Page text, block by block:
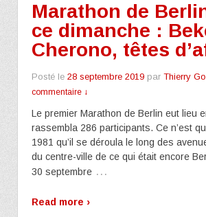
Marathon de
ce dimanche :
Cherono, têtes
Posté le 28 septembre 2019 par Thierry
commentaire ↓
Le premier Marathon de Berlin eut lieu
rassembla 286 participants. Ce n’est
1981 qu’il se déroula le long des
du centre-ville de ce qui était encore
30 septembre …
Read more ›